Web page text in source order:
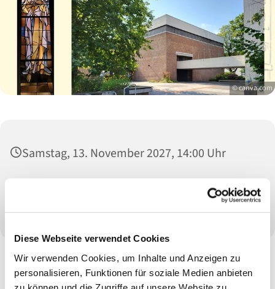
Diese Webseite verwendet Cookies
Wir verwenden Cookies, um Inhalte und Anzeigen zu
personalisieren, Funktionen für soziale Medien anbieten
© canva.com
Samstag, 13. November 2027, 14:00 Uhr
Christuskirche, Schönwasserstraße 104,